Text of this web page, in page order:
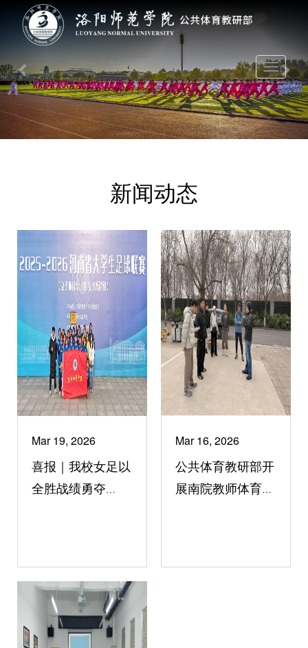
Toggle
Previous
新闻动态
Mar 19, 2026
喜报｜我校女足以
全胜战绩勇夺
Mar 16, 2026
公共体育教研部开
展南院教师体育教